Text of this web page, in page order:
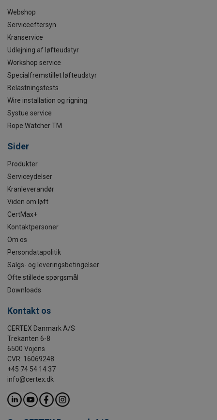
Webshop
Serviceeftersyn
Kranservice
Udlejning af løfteudstyr
Workshop service
Specialfremstillet løfteudstyr
Belastningstests
Wire installation og rigning
Systue service
Rope Watcher TM
Sider
Produkter
Serviceydelser
Kranleverandør
Viden om løft
CertMax+
Kontaktpersoner
Om os
Persondatapolitik
Salgs- og leveringsbetingelser
Ofte stillede spørgsmål
Downloads
Kontakt os
CERTEX Danmark A/S
Trekanten 6-8
6500 Vojens
CVR: 16069248
+45 74 54 14 37
info@certex.dk